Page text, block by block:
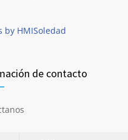
by HMISoledad
de contacto